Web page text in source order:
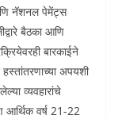
नॅशनल पेमेंट्स
बैठका आणि
बारकाईने
अपयशी
व्यवहारांचे
वर्ष 21-22